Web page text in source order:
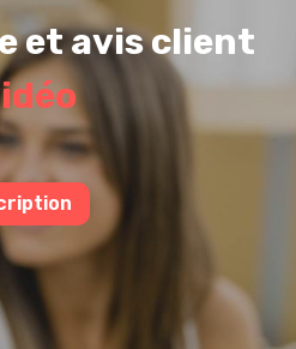
et avis client